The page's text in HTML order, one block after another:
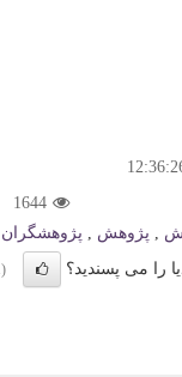
1644
پژوهش پژوهشگران
را می پسندید؟
(1)